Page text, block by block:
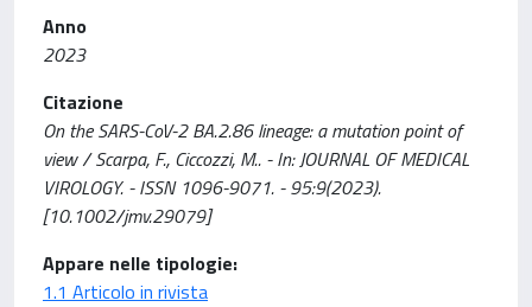
Anno
2023
Citazione
On the SARS-CoV-2 BA.2.86 lineage: a mutation point of
view / Scarpa, F., Ciccozzi, M.. - In: JOURNAL OF MEDICAL
VIROLOGY. - ISSN 1096-9071. - 95:9(2023).
[10.1002/jmv.29079]
Appare nelle tipologie:
1.1 Articolo in rivista